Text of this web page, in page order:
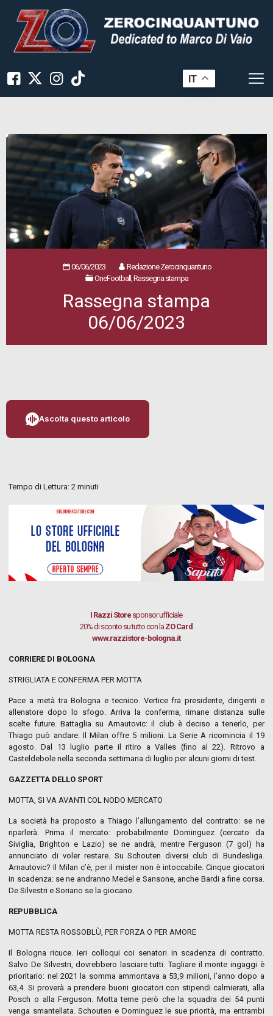
IT
06/06/2023
Redazione Zerocinquantuno
OneFootball, Rassegna stampa
Rassegna stampa
06/06/2023
Ascolta questo articolo
Tempo di Lettura:2 minuti
I Razzi Store sponsor ufficiale
20% di sconto su tutto con la ZO Card
www.razzistore-bologna.it
CORRIERE DI BOLOGNA
STRIGLIATA E CONFERMA PER MOTTA
Pace a metà tra Bologna e tecnico. Vertice fra presidente, dirigenti e
allenatore dopo lo sfogo. Arriva la conferma, rimane distanza sulle
scelte future. Battaglia su Arnautovic: il club è deciso a tenerlo, per
Thiago può andare. Il Milan offre 5 milioni. La Serie A ricomincia il 19
agosto. Dal 13 luglio parte il ritiro a Valles (fino al 22). Ritrovo a
Casteldebole nella seconda settimana di luglio per alcuni giorni di test.
GAZZETTA DELLO SPORT
MOTTA, SI VA AVANTI COL NODO MERCATO
La società ha proposto a Thiago l’allungamento del contratto: se ne
riparlerà. Prima il mercato: probabilmente Dominguez (cercato da
Siviglia, Brighton e Lazio) se ne andrà, mentre Ferguson (7 gol) ha
annunciato di voler restare. Su Schouten diversi club di Bundesliga.
Arnautovic? Il Milan c’è, per il mister non è intoccabile. Cinque giocatori
in scadenza: se ne andranno Medel e Sansone, anche Bardi a fine corsa.
De Silvestri e Soriano se la giocano.
REPUBBLICA
MOTTA RESTA ROSSOBLÙ, PER FORZA O PER AMORE
Il Bologna ricuce. Ieri colloqui coi senatori in scadenza di contratto.
Salvo De Silvestri, dovrebbero lasciare tutti. Tagliare il monte ingaggi è
prioritario: nel 2021 la somma ammontava a 53,9 milioni, l’anno dopo a
63,4. Si proverà a prendere buoni giocatori con stipendi calmierati, alla
Posch o alla Ferguson. Motta teme però che la squadra dei 54 punti
venga smantellata. Schouten e Dominguez le sue priorità, ma entrambi